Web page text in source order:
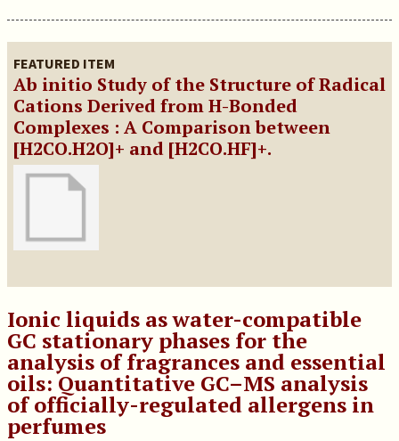
FEATURED ITEM
Ab initio Study of the Structure of Radical
Cations Derived from H-Bonded
Complexes : A Comparison between
[H2CO.H2O]+ and [H2CO.HF]+.
Ionic liquids as water-compatible
GC stationary phases for the
analysis of fragrances and essential
oils: Quantitative GC–MS analysis
of officially-regulated allergens in
perfumes